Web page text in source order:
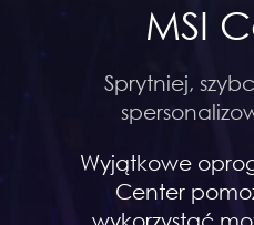
MSI
Sprytniej,
Wyjątkowe
Center